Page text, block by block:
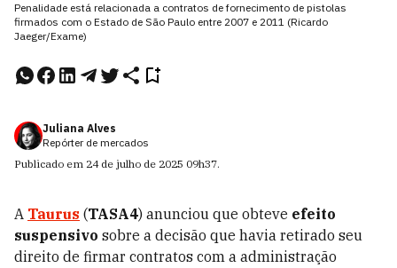
Penalidade está relacionada a contratos de fornecimento de pistolas
firmados com o Estado de São Paulo entre 2007 e 2011 (Ricardo
Jaeger/Exame)
Juliana Alves
Repórter de mercados
Publicado em 24 de julho de 2025 09h37.
A Taurus (TASA4) anunciou que obteve efeito
suspensivo sobre a decisão que havia retirado seu
direito de firmar contratos com a administração